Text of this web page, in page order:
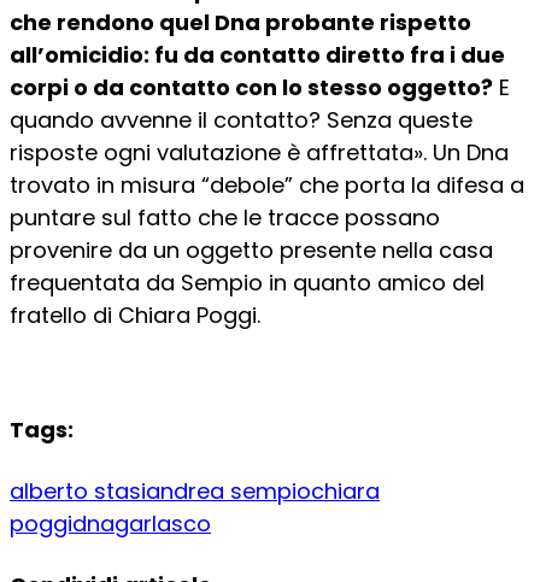
che rendono quel Dna probante rispetto
all’omicidio: fu da contatto diretto fra i due
corpi o da contatto con lo stesso oggetto? E
quando avvenne il contatto? Senza queste
risposte ogni valutazione è affrettata». Un Dna
trovato in misura “debole” che porta la difesa a
puntare sul fatto che le tracce possano
provenire da un oggetto presente nella casa
frequentata da Sempio in quanto amico del
fratello di Chiara Poggi.
Tags:
alberto stasiandrea sempiochiara
poggidnagarlasco